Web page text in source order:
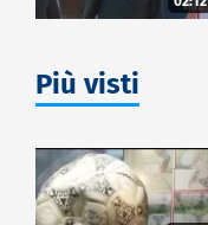
Più visti